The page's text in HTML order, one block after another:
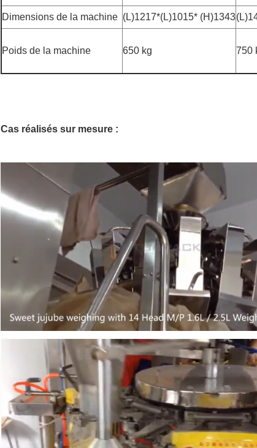
Dimensions de la machine (L)1217*(L)1015* (H)1343
Poids de la machine 650 kg 750
Cas réalisés sur mesure :